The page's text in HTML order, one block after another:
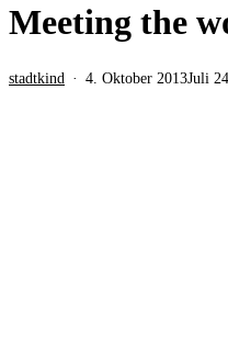
Meeting the
stadtkind 4. Oktober 2013Juli